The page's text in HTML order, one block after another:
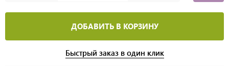
ДОБАВИТЬ В КОРЗИНУ
Быстрый заказ в один клик